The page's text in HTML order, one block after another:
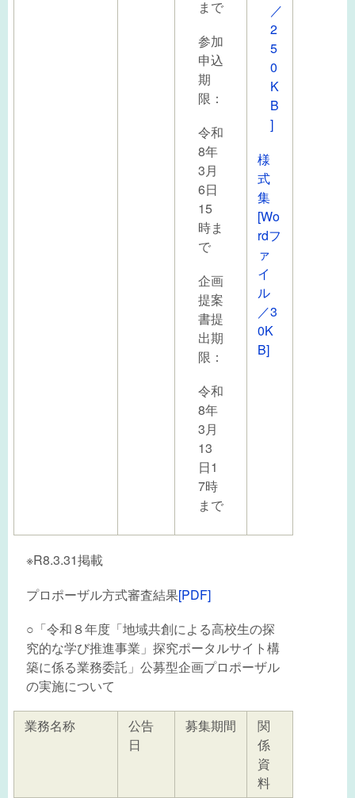
まで
参加
申込
期
限：
令和
8年
3月
6日
15
時ま
で
企画
提案
書提
出期
限：
令和
8年
3月
13
日1
7時
まで
／
2
5
0
K
B
]
様
式
集
[Wo
rdフ
ァ
イ
ル
／3
0K
B]
※R8.3.31掲載
プロポーザル方式審査結果[PDF]
○「令和８年度「地域共創による高校生の探
究的な学び推進事業」探究ポータルサイト構
築に係る業務委託」公募型企画プロポーザル
の実施について
業務名称
公告
日
募集期間
関
係
資
料